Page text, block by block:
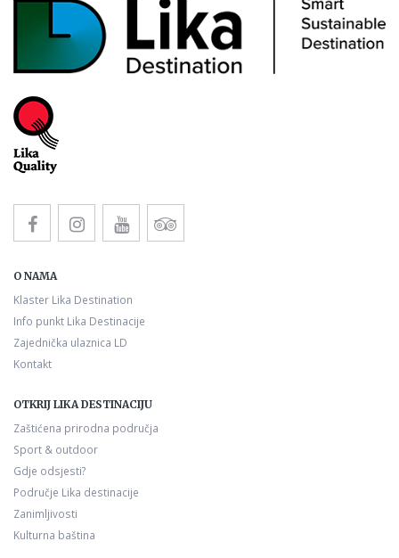
O NAMA
Klaster Lika Destination
Info punkt Lika Destinacije
Zajednička ulaznica LD
Kontakt
OTKRIJ LIKA DESTINACIJU
Zaštićena prirodna područja
Sport & outdoor
Gdje odsjesti?
Područje Lika destinacije
Zanimljivosti
Kulturna baština